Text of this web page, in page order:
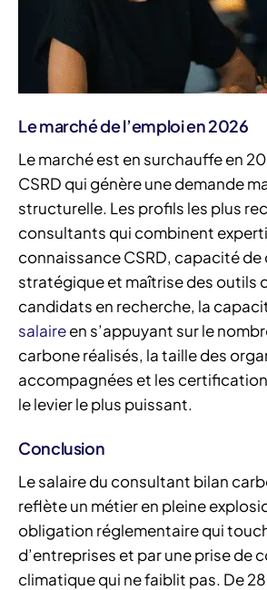
Le marché de l’emploi en 2026
Le marché est en surchauffe en
CSRD qui génère une demande
structurelle. Les profils les plus
consultants qui combinent
connaissance CSRD, capacité de
stratégique et maîtrise des outils
candidats en recherche, la
salaireen s’appuyant sur le
carbone réalisés, la taille des
accompagnées et les
le levier le plus puissant.
Conclusion
Le salaire du consultant bilan
reflète un métier en pleine
obligation réglementaire qui
d’entreprises et par une prise de
climatique qui ne faiblit pas. De